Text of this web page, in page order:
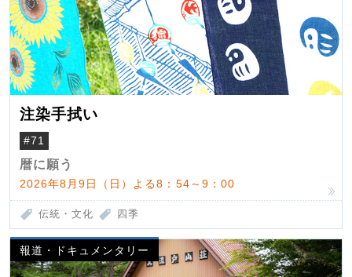
注染手拭い
#71
暦に願う
2026年8月9日（日）よる8：54～9：00
伝統・文化 四季
報道・ドキュメンタリー